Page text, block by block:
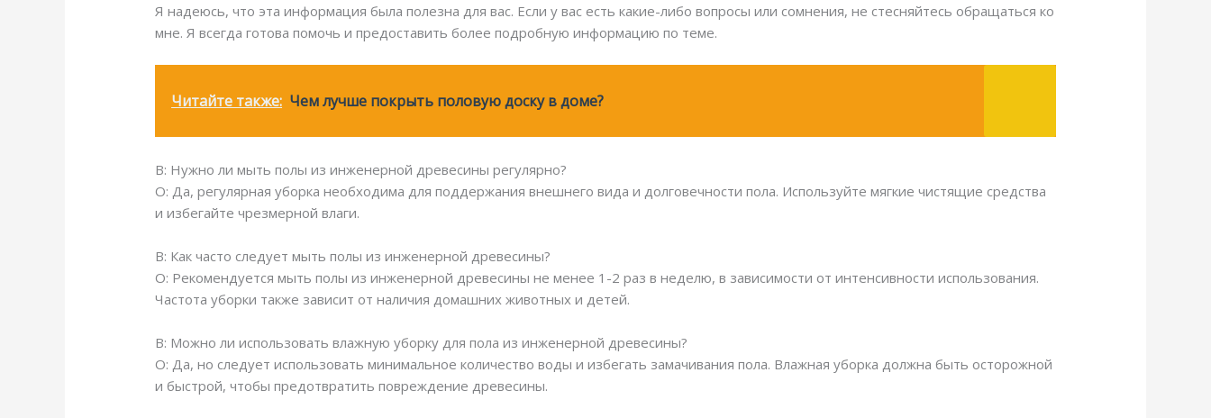
Я надеюсь, что эта информация была полезна для вас. Если у вас есть какие-либо вопросы или сомнения, не стесняйтесь обращаться ко
мне. Я всегда готова помочь и предоставить более подробную информацию по теме.
Читайте также: Чем лучше покрыть половую доску в доме?
В: Нужно ли мыть полы из инженерной древесины регулярно?
О: Да, регулярная уборка необходима для поддержания внешнего вида и долговечности пола. Используйте мягкие чистящие средства
и избегайте чрезмерной влаги.
В: Как часто следует мыть полы из инженерной древесины?
О: Рекомендуется мыть полы из инженерной древесины не менее 1-2 раз в неделю, в зависимости от интенсивности использования.
Частота уборки также зависит от наличия домашних животных и детей.
В: Можно ли использовать влажную уборку для пола из инженерной древесины?
О: Да, но следует использовать минимальное количество воды и избегать замачивания пола. Влажная уборка должна быть осторожной
и быстрой, чтобы предотвратить повреждение древесины.